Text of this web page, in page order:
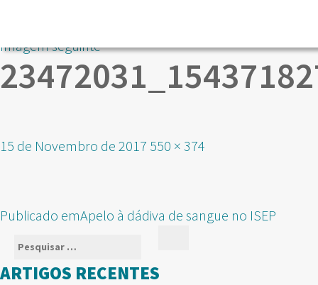
Imagem seguinte
Publicado
15 de Novembro de 2017 Tamanho
550 × 374
NAVEGAÇÃO
ARTIGOS
Publicado emApelo à dádiva de sangue no ISEP
Pesquisar
por:
ARTIGOS RECENTES